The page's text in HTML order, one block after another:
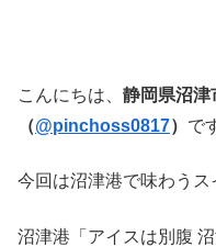
こんにちは、 静岡県沼津
（@pinchoss0817） で
今回は沼津港で味わうス
沼津港「アイスは別腹